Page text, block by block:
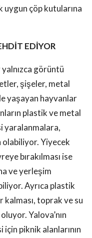
çöp kutularına
EDİYOR
yalnızca görüntü
şişeler, metal
yaşayan hayvanlar
plastik ve metal
yaralanmalara,
Yiyecek
bırakılması ise
ve yerleşim
Ayrıca plastik
kalması, toprak ve su
Yalova’nın
piknik alanlarının